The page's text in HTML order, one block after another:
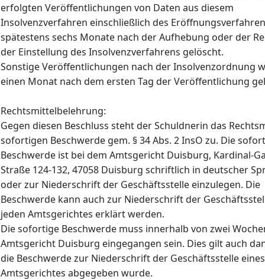
erfolgten Veröffentlichungen von Daten aus diesem
Insolvenzverfahren einschließlich des
spätestens sechs Monate nach der Aufhebung oder der
der Einstellung des Insolvenzverfahrens gelöscht.
Sonstige Veröffentlichungen nach der Insolvenzordnung
einen Monat nach dem ersten Tag der Veröffentlichung
Rechtsmittelbelehrung:
Gegen diesen Beschluss steht der Schuldnerin das
sofortigen Beschwerde gem. § 34 Abs. 2 InsO zu. Die
Beschwerde ist bei dem Amtsgericht Duisburg, Kardinal-
Straße 124-132, 47058 Duisburg schriftlich in deutscher
oder zur Niederschrift der Geschäftsstelle einzulegen. Die
Beschwerde kann auch zur Niederschrift der
jeden Amtsgerichtes erklärt werden.
Die sofortige Beschwerde muss innerhalb von zwei
Amtsgericht Duisburg eingegangen sein. Dies gilt auch
die Beschwerde zur Niederschrift der Geschäftsstelle
Amtsgerichtes abgegeben wurde.